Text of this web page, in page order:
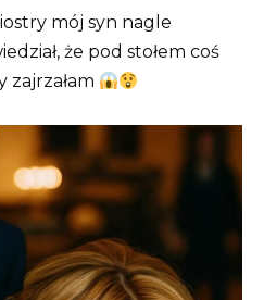
mój syn nagle
że pod stołem coś
zajrzałam